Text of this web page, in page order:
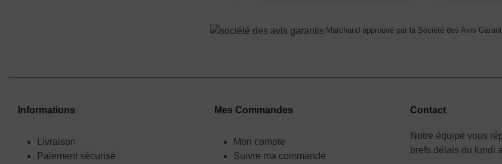
Marchand approuvé par la Société des Avis
Informations
Livraison
Paiement sécurisé
Mes Commandes
Mon compte
Suivre ma commande
Contact
Notre équipe vous
brefs délais du lundi